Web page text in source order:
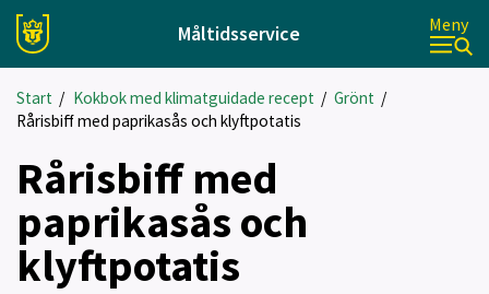
Måltidsservice Meny
Start / Kokbok med klimatguidade recept/ Grönt /
Rårisbiff med paprikasås och klyftpotatis
Rårisbiff med
paprikasås och
klyftpotatis